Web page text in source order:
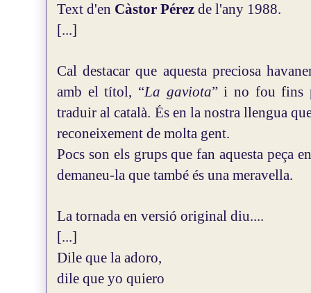
Text d'en Càstor Pérez de l'any 1988.
[...]
Cal destacar que aquesta preciosa
amb el títol, “La gaviota” i no fou fins
traduir al català. És en la nostra llengua
reconeixement de molta gent.
Pocs son els grups que fan aquesta peça
demaneu-la que també és una meravella.
La tornada en versió original diu....
[...]
Dile que la adoro,
dile que yo quiero